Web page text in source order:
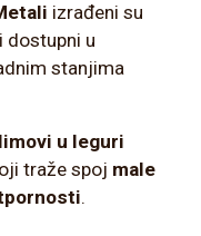
izrađeni su
dostupni u
stanjima
limovi u leguri
traže spoj male
.